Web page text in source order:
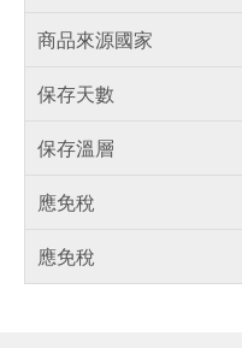
商品來源國家
保存天數
保存溫層
應免稅
應免稅